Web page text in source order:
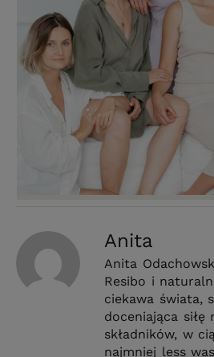
Anita
Anita
Resibo i
ciekawa świata,
doceniająca siłę
składników, w
najmniej less